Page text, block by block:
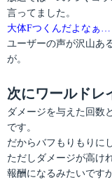
言ってました。
大体Fつくんだよなぁ…
ユーザーの声が沢山あ
が。
次にワールドレ
ダメージを与えた回数
です。
だからバフもりもりに
ただしダメージが高け
報酬になるみたいです